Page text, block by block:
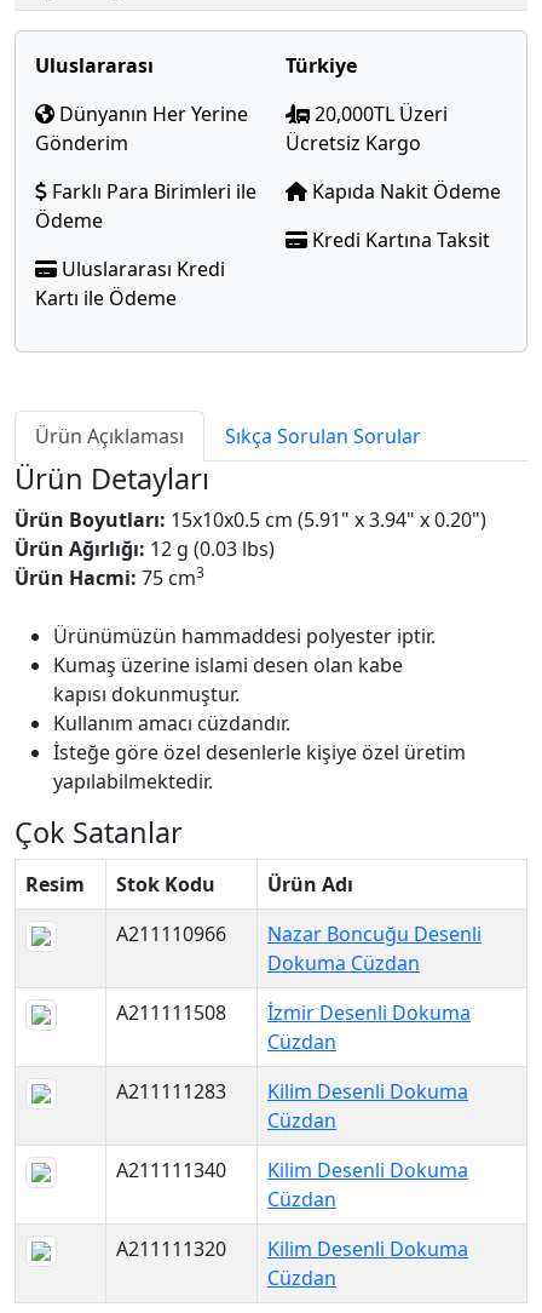
Uluslararası
Dünyanın Her Yerine
Gönderim
Farklı Para Birimleri ile
Ödeme
Uluslararası Kredi
Kartı ile Ödeme
Türkiye
20,000TL Üzeri
Ücretsiz Kargo
Kapıda Nakit Ödeme
Kredi Kartına Taksit
Ürün Açıklaması Sıkça Sorulan Sorular
Ürün Detayları
Ürün Boyutları: 15x10x0.5 cm (5.91" x 3.94" x 0.20")
Ürün Ağırlığı: 12 g (0.03 lbs)
Ürün Hacmi: 75 cm3
Ürünümüzün hammaddesi polyester iptir.
Kumaş üzerine islami desen olan kabe
kapısı dokunmuştur.
Kullanım amacı cüzdandır.
İsteğe göre özel desenlerle kişiye özel üretim
yapılabilmektedir.
Çok Satanlar
Resim Stok Kodu
Ürün Adı
A211110966
Nazar Boncuğu Desenli
Dokuma Cüzdan
A211111508
İzmir Desenli Dokuma
Cüzdan
A211111283
Kilim Desenli Dokuma
Cüzdan
A211111340
Kilim Desenli Dokuma
Cüzdan
A211111320
Kilim Desenli Dokuma
Cüzdan